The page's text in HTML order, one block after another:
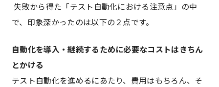
失敗から得た「テスト自動化における注意点」の中
で、印象深かったのは以下の２点です。
自動化を導入・継続するために必要なコストはきちん
とかける
テスト自動化を進めるにあたり、費用はもちろん、そ